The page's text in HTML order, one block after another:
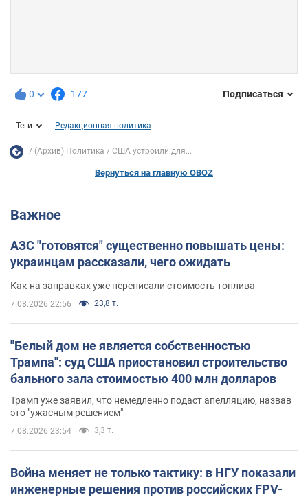
0 177 Подписаться
Теги Редакционная политика
(Архив) Политика США устроили для...
Вернуться на главную OBOZ
Важное
АЗС "готовятся" существенно повышать цены:
украинцам рассказали, чего ожидать
Как на заправках уже переписали стоимость топлива
7.08.2026 22:56 23,8 т.
"Белый дом не является собственностью
Трампа": суд США приостановил строительство
бального зала стоимостью 400 млн долларов
Трамп уже заявил, что немедленно подаст апелляцию, назвав
это "ужасным решением"
7.08.2026 23:54 3,3 т.
Война меняет не только тактику: в НГУ показали
инженерные решения против российских FPV-